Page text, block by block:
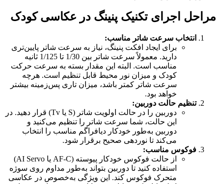
مراحل اجرای تکنیک پنینگ در عکاسی کودک
انتخاب سرعت شاتر مناسب:
برای ایجاد افکت پنینگ، نیاز به سرعت شاتر پایین‌تری
دارید. معمولاً سرعت شاتر بین 1/30 تا 1/125 ثانیه
مناسب است. البته این مقدار بسته به سرعت حرکت
کودک و میزان نور محیط قابل تنظیم است. هرچه
سرعت شاتر کمتر باشد، میزان تاری پس‌زمینه بیشتر
خواهد بود.
تنظیم حالت دوربین:
دوربین را در حالت اولویت شاتر (S یا Tv) قرار دهید. در
این حالت، شما سرعت شاتر را تنظیم می‌کنید و
دوربین به‌طور خودکار دیافراگم مناسب را انتخاب
می‌کند تا نوردهی صحیح برقرار شود.
فوکوس مناسب:
از حالت فوکوس خودکار پیوسته (AF-C یا AI Servo)
استفاده کنید تا دوربین بتواند به‌طور مداوم روی سوژه
متحرک فوکوس کند. این ویژگی به‌خصوص در عکاسی